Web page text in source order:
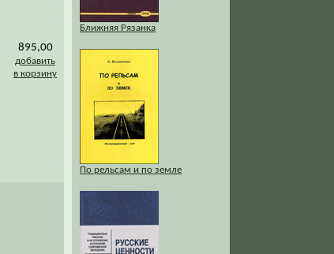
895,00
добавить
в корзину
Ближняя Рязанка
По рельсам и по земле